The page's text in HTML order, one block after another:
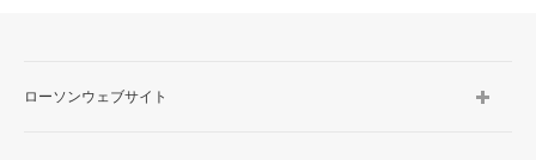
ローソンウェブサイト